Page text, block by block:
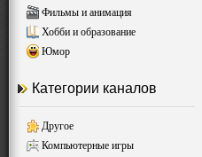
Фильмы и анимация
Хобби и образование
Юмор
Категории каналов
Другое
Компьютерные игры